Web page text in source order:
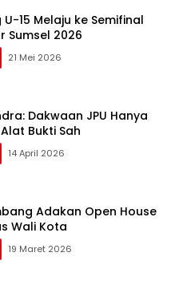
U-15 Melaju ke Semifinal
Sumsel 2026
21 Mei 2026
Dakwaan JPU Hanya
Bukti Sah
14 April 2026
Adakan Open House
Wali Kota
19 Maret 2026